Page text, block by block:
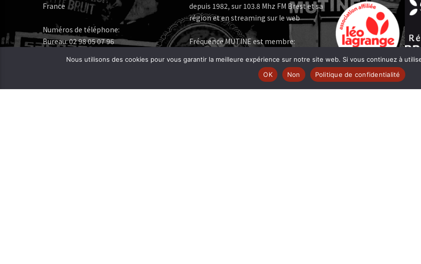
France
Numéros de téléphone:
Bureau: 02 98 05 07 96
frequence.mutine[at]orange.fr
depuis 1982, sur 103.8 Mhz FM Brest et sa
région et en streaming sur le web
Fréquence MUTINE est membre:
CORLAB | www.corlab.org|
Nous utilisons des cookies pour vous garantir la meilleure expérience sur notre site web. Si vous continuez à
OK
Non Politique de confidentialité